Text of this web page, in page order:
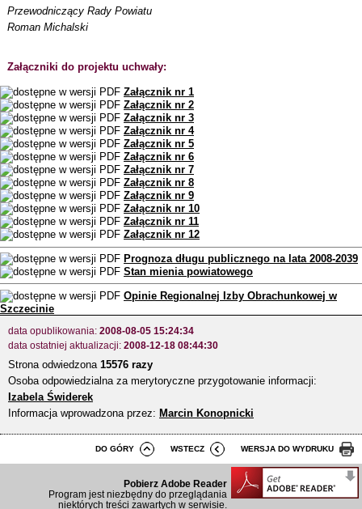
Przewodniczący Rady Powiatu
Roman Michalski
Załączniki do projektu uchwały:
Załącznik nr 1
Załącznik nr 2
Załącznik nr 3
Załącznik nr 4
Załącznik nr 5
Załącznik nr 6
Załącznik nr 7
Załącznik nr 8
Załącznik nr 9
Załącznik nr 10
Załącznik nr 11
Załącznik nr 12
Prognoza długu publicznego na lata 2008-2039
Stan mienia powiatowego
Opinie Regionalnej Izby Obrachunkowej w
Szczecinie
data opublikowania: 2008-08-05 15:24:34
data ostatniej aktualizacji: 2008-12-18 08:44:30
Strona odwiedzona 15576 razy
Osoba odpowiedzialna za merytoryczne przygotowanie informacji:
Izabela Świderek
Informacja wprowadzona przez: Marcin Konopnicki
DO GÓRY WSTECZ WERSJA DO WYDRUKU
Pobierz Adobe Reader
Program jest niezbędny do przeglądania
niektórych treści zawartych w serwisie.